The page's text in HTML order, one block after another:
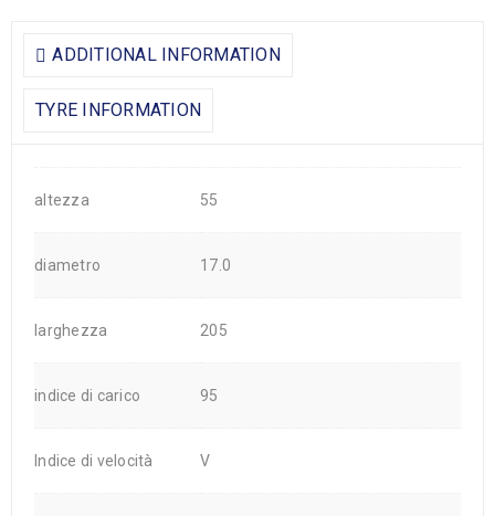
ADDITIONAL INFORMATION
TYRE INFORMATION
altezza 55
diametro 17.0
larghezza 205
indice di carico 95
Indice di velocità V